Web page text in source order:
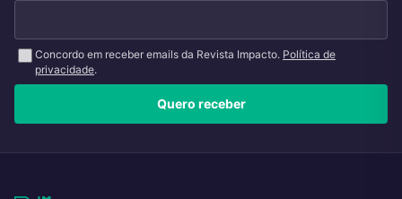
Concordo em receber emails da Revista Impacto. Política de
privacidade.
Quero receber